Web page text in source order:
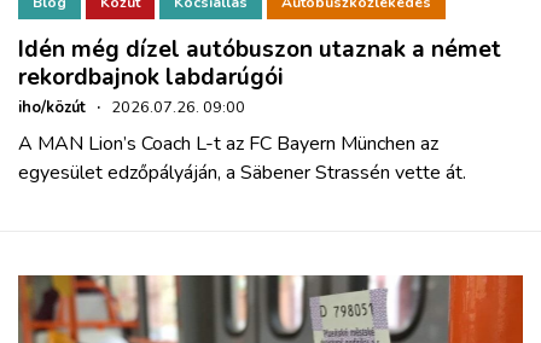
Idén még dízel autóbuszon utaznak a német
rekordbajnok labdarúgói
iho/közút · 2026.07.26. 09:00
A MAN Lion’s Coach L-t az FC Bayern München az
egyesület edzőpályáján, a Säbener Strassén vette át.